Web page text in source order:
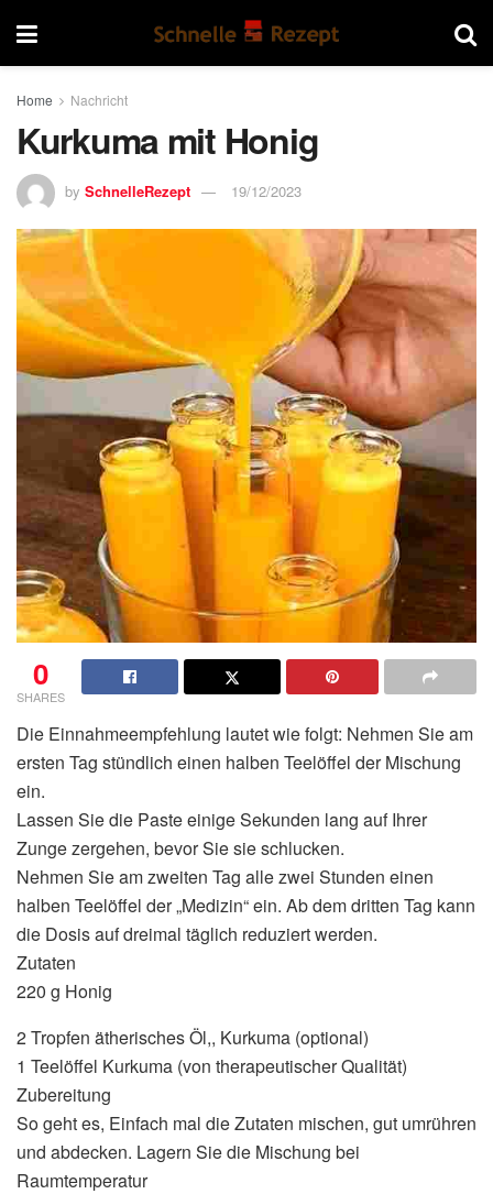
Home Nachricht
Kurkuma mit Honig
by SchnelleRezept 19/12/2023
0
SHARES
Die Einnahmeempfehlung lautet wie folgt: Nehmen Sie am
ersten Tag stündlich einen halben Teelöffel der Mischung
ein.
Lassen Sie die Paste einige Sekunden lang auf Ihrer
Zunge zergehen, bevor Sie sie schlucken.
Nehmen Sie am zweiten Tag alle zwei Stunden einen
halben Teelöffel der „Medizin“ ein. Ab dem dritten Tag kann
die Dosis auf dreimal täglich reduziert werden.
Zutaten
220 g Honig
2 Tropfen ätherisches Öl,, Kurkuma (optional)
1 Teelöffel Kurkuma (von therapeutischer Qualität)
Zubereitung
So geht es, Einfach mal die Zutaten mischen, gut umrühren
und abdecken. Lagern Sie die Mischung bei
Raumtemperatur